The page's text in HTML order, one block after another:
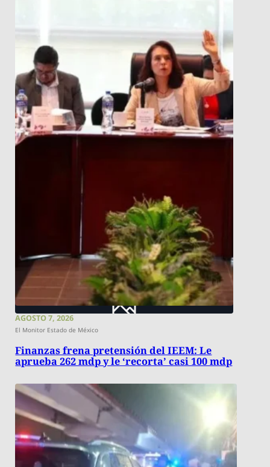
AGOSTO 7, 2026
El Monitor Estado de México
Finanzas frena pretensión del IEEM: Le
aprueba 262 mdp y le ‘recorta’ casi 100 mdp